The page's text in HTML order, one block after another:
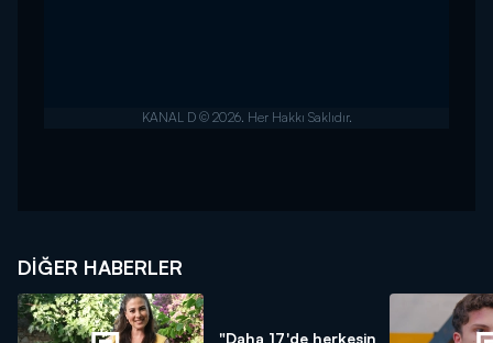
DIĞER HABERLER
"Daha 17'de herkesin